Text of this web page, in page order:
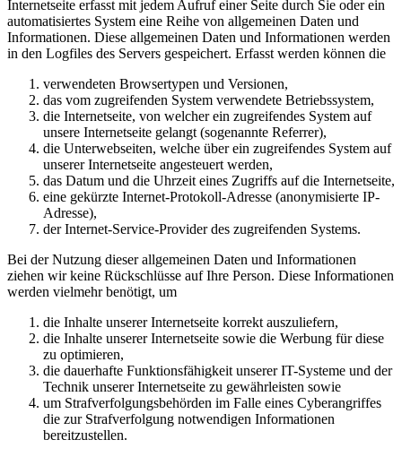
Internetseite erfasst mit jedem Aufruf einer Seite durch Sie oder ein
automatisiertes System eine Reihe von allgemeinen Daten und
Informationen. Diese allgemeinen Daten und Informationen werden
in den Logfiles des Servers gespeichert. Erfasst werden können die
verwendeten Browsertypen und Versionen,
das vom zugreifenden System verwendete Betriebssystem,
die Internetseite, von welcher ein zugreifendes System auf
unsere Internetseite gelangt (sogenannte Referrer),
die Unterwebseiten, welche über ein zugreifendes System auf
unserer Internetseite angesteuert werden,
das Datum und die Uhrzeit eines Zugriffs auf die Internetseite,
eine gekürzte Internet-Protokoll-Adresse (anonymisierte IP-
Adresse),
der Internet-Service-Provider des zugreifenden Systems.
Bei der Nutzung dieser allgemeinen Daten und Informationen
ziehen wir keine Rückschlüsse auf Ihre Person. Diese Informationen
werden vielmehr benötigt, um
die Inhalte unserer Internetseite korrekt auszuliefern,
die Inhalte unserer Internetseite sowie die Werbung für diese
zu optimieren,
die dauerhafte Funktionsfähigkeit unserer IT-Systeme und der
Technik unserer Internetseite zu gewährleisten sowie
um Strafverfolgungsbehörden im Falle eines Cyberangriffes
die zur Strafverfolgung notwendigen Informationen
bereitzustellen.